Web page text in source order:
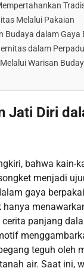
Melalui Pakaian
Budaya dalam Gaya
dalam
Warisan
Jati Diri
bahwa kain-
menjadi
gaya
hanya
panjang
teguh oleh
air. Saat ini,